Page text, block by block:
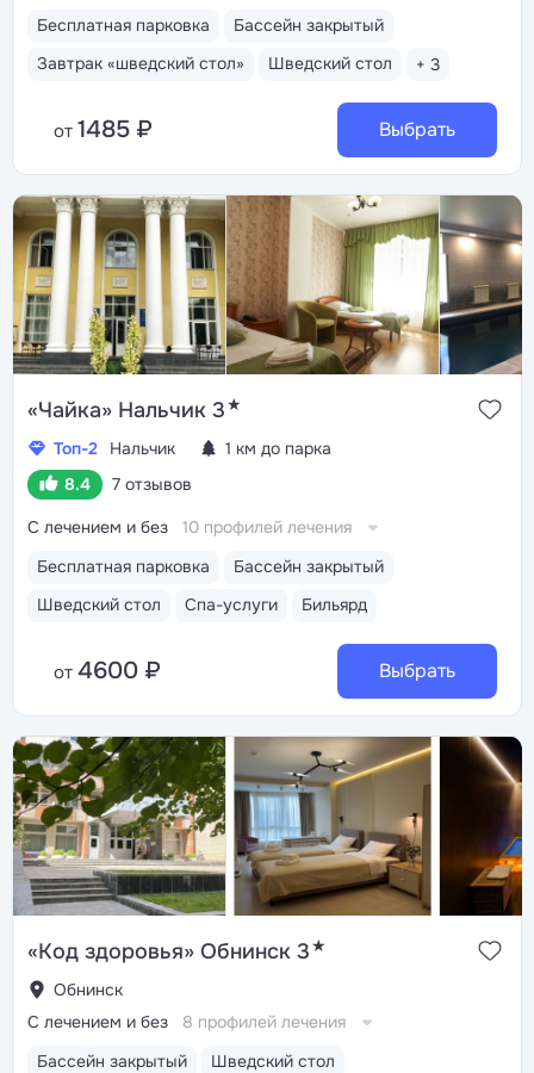
Бесплатная парковка
Бассейн закрытый
Завтрак «шведский стол»
Шведский стол + 3
от 1485 ₽ Выбрать
«Чайка» Нальчик 3★
Топ-2 Нальчик
1 км до парка
8.4
7 отзывов
Бесплатная парковка
Бассейн закрытый
Шведский стол
Спа-услуги Бильярд
С лечением и без 10 профилей лечения
от 4600 ₽ Выбрать
«Код здоровья» Обнинск 3★
Обнинск
Бассейн закрытый
Шведский стол
С лечением и без 8 профилей лечения